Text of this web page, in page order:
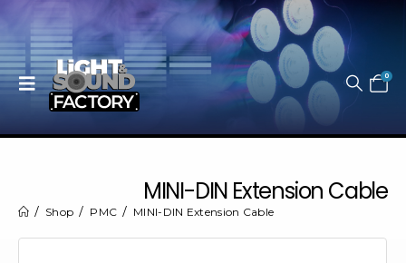
0
MINI-DIN Extension Cable
Shop PMC MINI-DIN Extension Cable